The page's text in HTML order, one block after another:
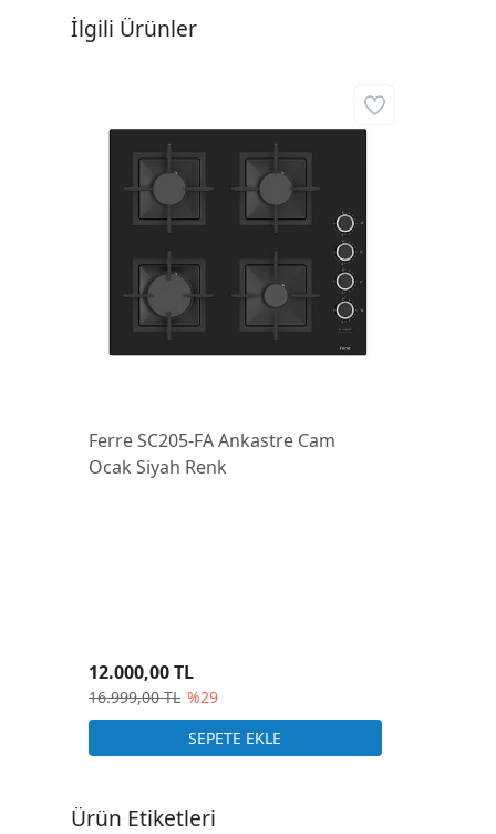
İlgili Ürünler
Ferre SC205-FA Ankastre Cam
Ocak Siyah Renk
16.999,00 TL %29
12.000,00 TL
Ürün Etiketleri